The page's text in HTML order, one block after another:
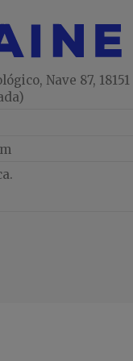
Nave 87, 18151